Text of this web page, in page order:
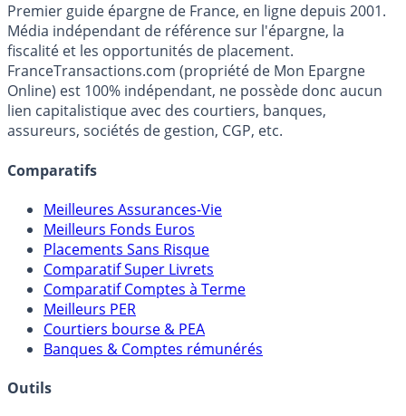
Premier guide épargne de France, en ligne depuis 2001.
Média indépendant de référence sur l'épargne, la
fiscalité et les opportunités de placement.
FranceTransactions.com (propriété de Mon Epargne
Online) est 100% indépendant, ne possède donc aucun
lien capitalistique avec des courtiers, banques,
assureurs, sociétés de gestion, CGP, etc.
Comparatifs
Meilleures Assurances-Vie
Meilleurs Fonds Euros
Placements Sans Risque
Comparatif Super Livrets
Comparatif Comptes à Terme
Meilleurs PER
Courtiers bourse & PEA
Banques & Comptes rémunérés
Outils